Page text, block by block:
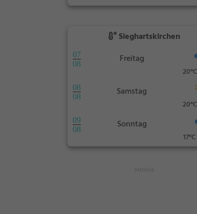
Sieghartskirchen
07
08
Freitag
08
08
Samstag
09
08
Sonntag